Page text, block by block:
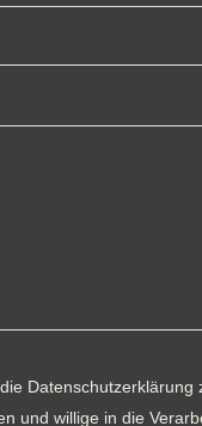
Datenschutzerklärung
und willige in die